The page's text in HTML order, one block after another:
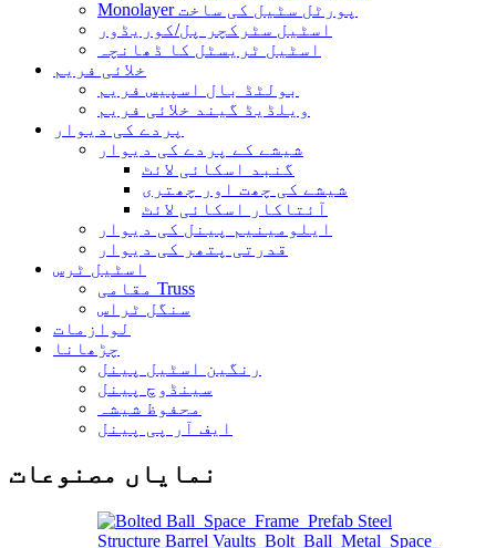
Monolayer پورٹل سٹیل کی ساخت
اسٹیل سٹرکچر پل/کوریڈور
اسٹیل ٹریسٹل کا ڈھانچہ
خلائی فریم
بولٹڈ بال اسپیس فریم
ویلڈیڈ گیند خلائی فریم
پردے کی دیوار
شیشے کے پردے کی دیوار
گنبد اسکائی لائٹ
شیشے کی چھت اور چھتری
آئتاکار اسکائی لائٹ
ایلومینیم پینل کی دیوار
قدرتی پتھر کی دیوار
اسٹیل ٹرس
مقامی Truss
سنگل ٹراس
لوازمات
چڑھانا
رنگین اسٹیل پینل
سینڈوچ پینل
محفوظ شیشہ
ایف آر پی پینل
نمایاں مصنوعات